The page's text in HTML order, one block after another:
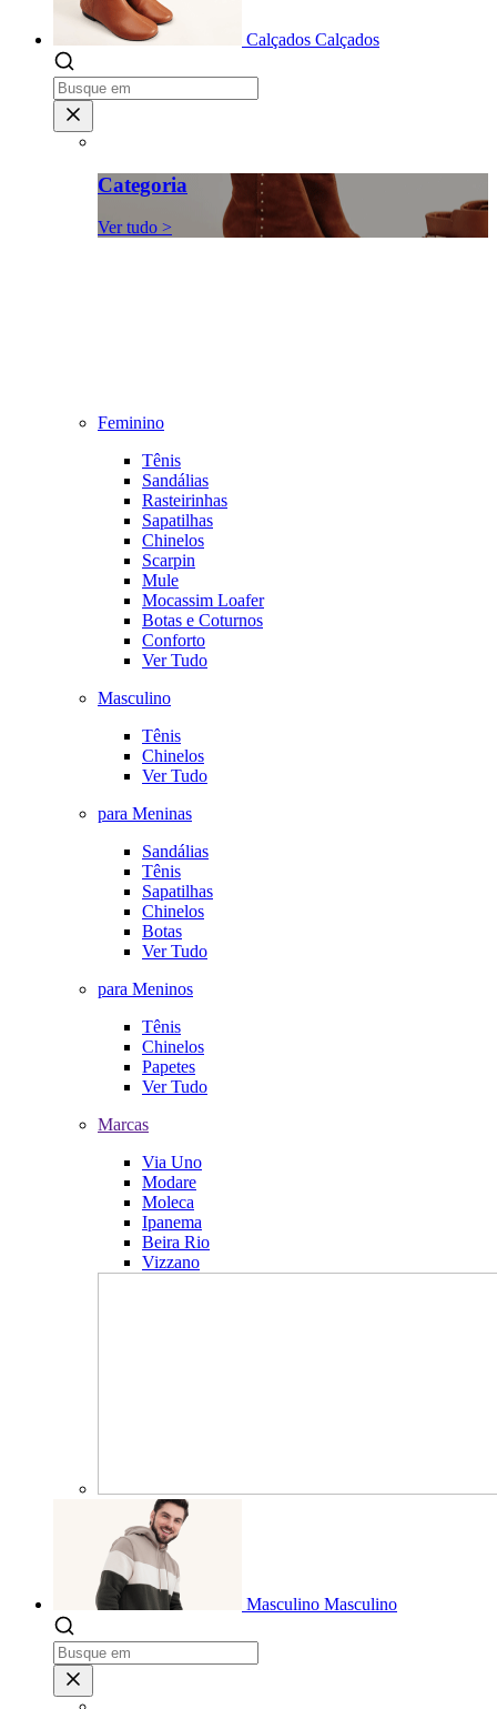
Calçados Calçados
Categoria
Ver tudo >
Feminino
Tênis
Sandálias
Rasteirinhas
Sapatilhas
Chinelos
Scarpin
Mule
Mocassim Loafer
Botas e Coturnos
Conforto
Ver Tudo
Masculino
Tênis
Chinelos
Ver Tudo
para Meninas
Sandálias
Tênis
Sapatilhas
Chinelos
Botas
Ver Tudo
para Meninos
Tênis
Chinelos
Papetes
Ver Tudo
Marcas
Via Uno
Modare
Moleca
Ipanema
Beira Rio
Vizzano
Masculino Masculino